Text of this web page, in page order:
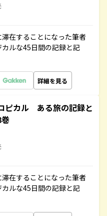
在することになった筆者
ルな45日間の記録と記
詳細を見る
ピカル ある旅の記録と
在することになった筆者
ルな45日間の記録と記